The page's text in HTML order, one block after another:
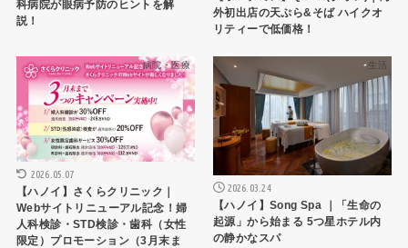
科病院が眼病予防のヒントを解
説！
外初出店の天ぷら&そば ハイクオ
リティーで低価格！
病院・医療
2026.05.07
【ハノイ】さくらクリニック｜
Webサイトリニューアル記念！婦
人科検診・STD検診・歯科（女性
限定）プロモーション（3月末ま
生活
2026.03.24
【ハノイ】Song Spa ｜「生命の
起源」から始まる 5つ星ホテル内
の静かなスパ